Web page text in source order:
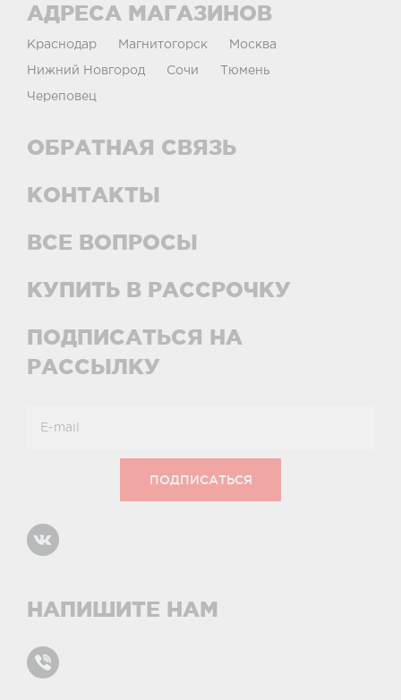
АДРЕСА МАГАЗИНОВ
Краснодар Магнитогорск Москва
Нижний Новгород Сочи Тюмень
Череповец
ОБРАТНАЯ СВЯЗЬ
КОНТАКТЫ
ВСЕ ВОПРОСЫ
КУПИТЬ В РАССРОЧКУ
ПОДПИСАТЬСЯ НА
РАССЫЛКУ
НАПИШИТЕ НАМ